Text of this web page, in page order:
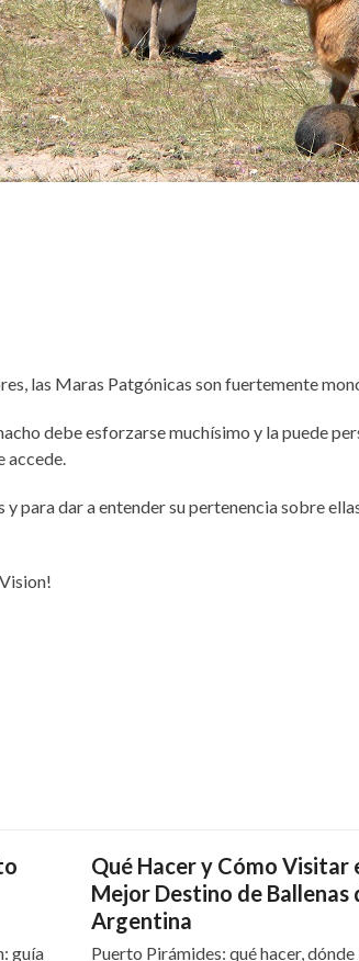
las Maras Patgónicas son fuertemente
debe esforzarse muchísimo y la puede
accede.
y para dar a entender su pertenencia sobre
guía
Qué Hacer y Cómo Visitar
Mejor Destino de Ballenas
Argentina
Puerto Pirámides: qué hacer,